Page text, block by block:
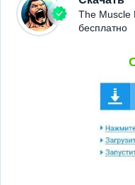
The Muscle
бесплатно